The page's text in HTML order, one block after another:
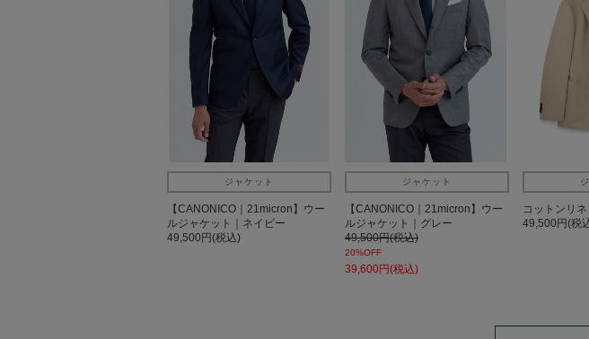
ジャケット
【CANONICO｜21micron】ウー
ルジャケット｜ネイビー
49,500円(税込)
ジャケット
【CANONICO｜21micron】ウー
ルジャケット｜グレー
49,500円(税込)
20%OFF
39,600円(税込)
コットンリ
49,500円(税